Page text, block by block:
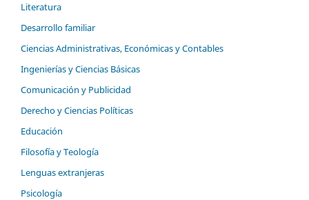
Literatura
Desarrollo familiar
Ciencias Administrativas, Económicas y Contables
Ingenierías y Ciencias Básicas
Comunicación y Publicidad
Derecho y Ciencias Políticas
Educación
Filosofía y Teología
Lenguas extranjeras
Psicología